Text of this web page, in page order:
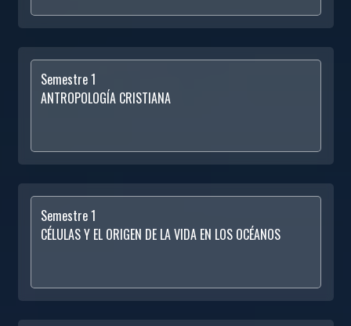
Semestre 1
ANTROPOLOGÍA CRISTIANA
Semestre 1
CÉLULAS Y EL ORIGEN DE LA VIDA EN LOS OCÉANOS